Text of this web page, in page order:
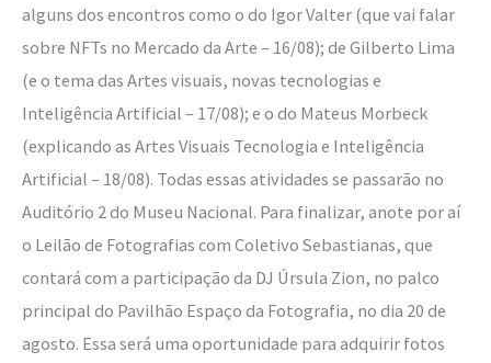
alguns dos encontros como o do Igor Valter (que vai falar
sobre NFTs no Mercado da Arte – 16/08); de Gilberto Lima
(e o tema das Artes visuais, novas tecnologias e
Inteligência Artificial – 17/08); e o do Mateus Morbeck
(explicando as Artes Visuais Tecnologia e Inteligência
Artificial – 18/08). Todas essas atividades se passarão no
Auditório 2 do Museu Nacional. Para finalizar, anote por aí
o Leilão de Fotografias com Coletivo Sebastianas, que
contará com a participação da DJ Úrsula Zion, no palco
principal do Pavilhão Espaço da Fotografia, no dia 20 de
agosto. Essa será uma oportunidade para adquirir fotos